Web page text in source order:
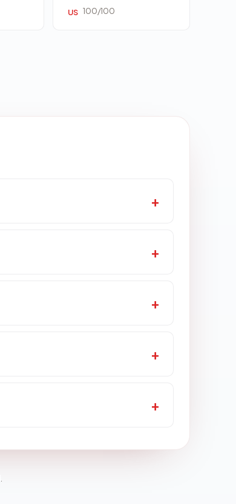
US 100/100